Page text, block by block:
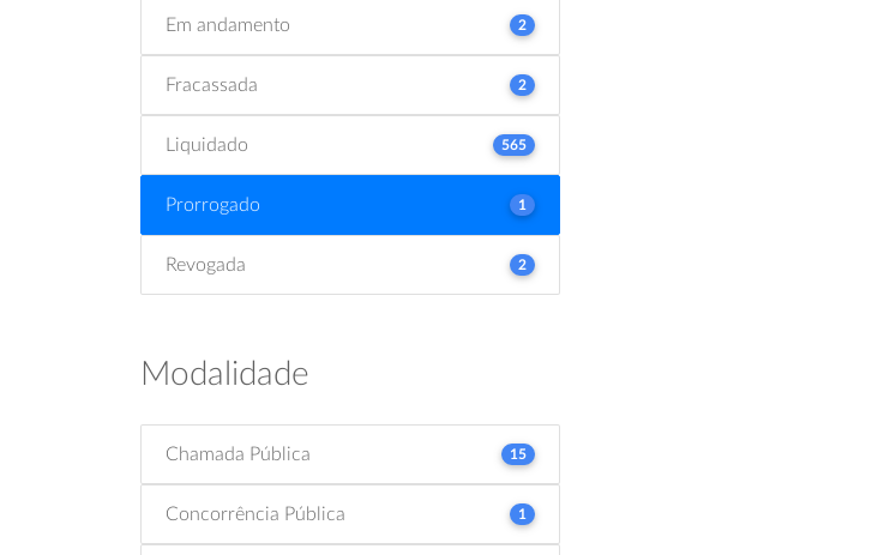
Em andamento 2
Fracassada 2
Liquidado 565
Prorrogado 1
Revogada 2
Modalidade
Chamada Pública 15
Concorrência Pública 1